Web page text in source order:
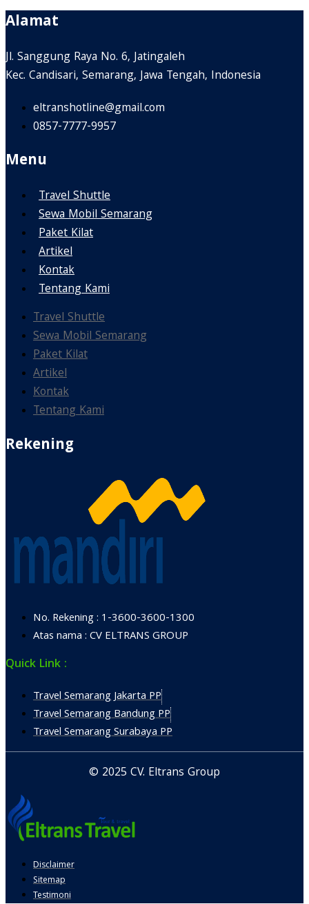
Alamat
Jl. Sanggung Raya No. 6, Jatingaleh
Kec. Candisari, Semarang, Jawa Tengah, Indonesia
eltranshotline@gmail.com
0857-7777-9957
Menu
Travel Shuttle
Sewa Mobil Semarang
Paket Kilat
Artikel
Kontak
Tentang Kami
Travel Shuttle
Sewa Mobil Semarang
Paket Kilat
Artikel
Kontak
Tentang Kami
Rekening
No. Rekening : 1-3600-3600-1300
Atas nama : CV ELTRANS GROUP
Quick Link :
Travel Semarang Jakarta PP
Travel Semarang Bandung PP
Travel Semarang Surabaya PP
© 2025 CV. Eltrans Group
Disclaimer
Sitemap
Testimoni